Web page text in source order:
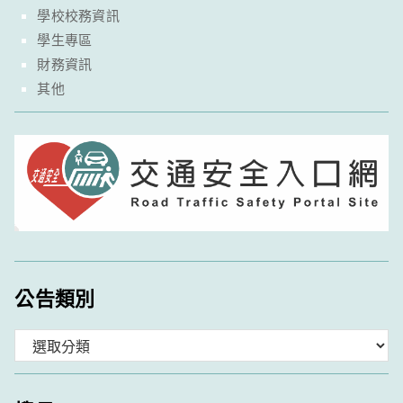
學校校務資訊
學生專區
財務資訊
其他
公告類別
類